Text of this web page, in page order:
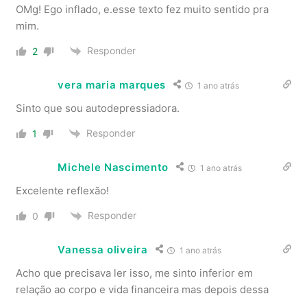
OMg! Ego inflado, e.esse texto fez muito sentido pra
mim.
2 Responder
vera maria marques 1 ano atrás
Sinto que sou autodepressiadora.
1 Responder
Michele Nascimento 1 ano atrás
Excelente reflexão!
0 Responder
Vanessa oliveira 1 ano atrás
Acho que precisava ler isso, me sinto inferior em
relação ao corpo e vida financeira mas depois dessa